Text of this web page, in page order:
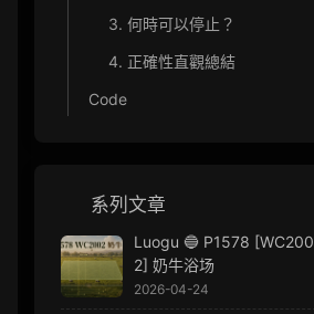
3. 何時可以停止？
4. 正確性直觀總結
Code
系列文章
Luogu 🔵 P1578 [WC200
2] 奶牛浴场
2026-04-24